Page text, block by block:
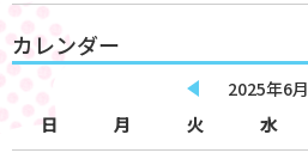
カレンダー
2025年6月
日
月 火 水